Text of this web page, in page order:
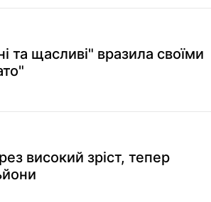
та щасливі" вразила своїми
високий зріст, тепер